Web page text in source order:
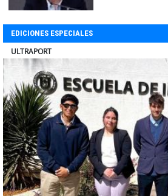
EDICIONES ESPECIALES
BANCO DE CHILE